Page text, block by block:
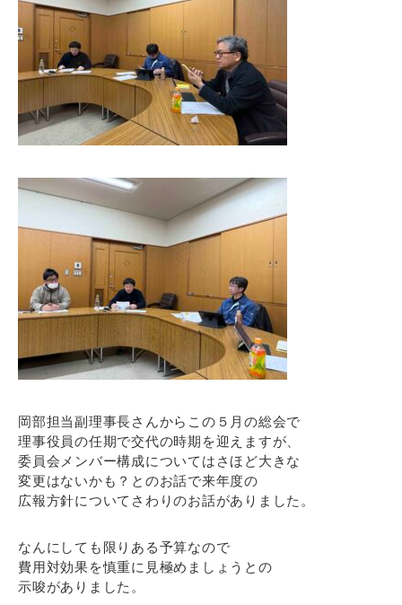
岡部担当副理事長さんからこの５月の総会で
理事役員の任期で交代の時期を迎えますが、
委員会メンバー構成についてはさほど大きな
変更はないかも？とのお話で来年度の
広報方針についてさわりのお話がありました。
なんにしても限りある予算なので
費用対効果を慎重に見極めましょうとの
示唆がありました。